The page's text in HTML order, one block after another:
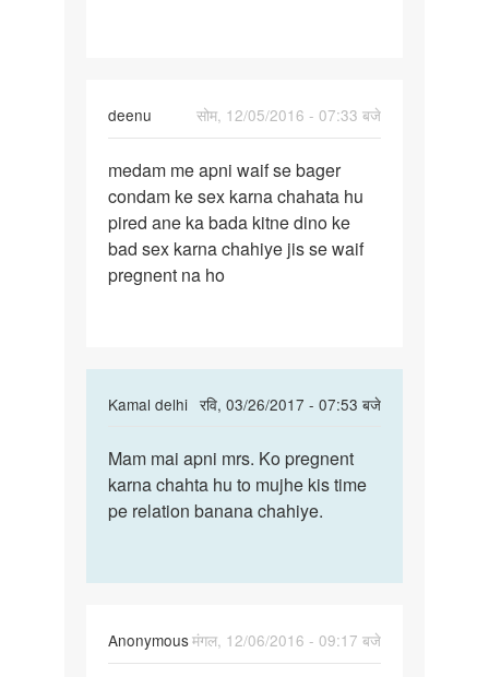
deenu
सोम, 12/05/2016 - 07:33 बजे
medam
me
apni
waif
se
medam me apni waif se bager
condam ke sex karna chahata hu
pired ane ka bada kitne dino ke
bad sex karna chahiye jis se waif
pregnent na ho
Kamal delhi रवि, 03/26/2017 - 07:53 बजे
In
to
medam
me
se
by
deenu
Mam
mai
apni
Mam mai apni mrs. Ko pregnent
karna chahta hu to mujhe kis time
pe relation banana chahiye.
Anonymousमंगल, 12/06/2016 - 09:17 बजे